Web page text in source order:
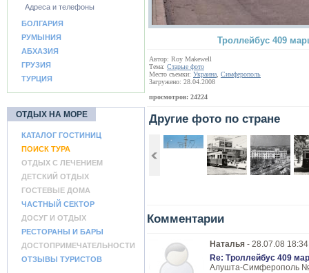
Адреса и телефоны
БОЛГАРИЯ
РУМЫНИЯ
АБХАЗИЯ
ГРУЗИЯ
ТУРЦИЯ
ОТДЫХ НА МОРЕ
КАТАЛОГ ГОСТИНИЦ
ПОИСК ТУРА
ОТДЫХ С ЛЕЧЕНИЕМ
ДЕТСКИЙ ОТДЫХ
ГОСТЕВЫЕ ДОМА
ЧАСТНЫЙ СЕКТОР
ДОСУГ И ОТДЫХ
РЕСТОРАНЫ И БАРЫ
ДОСТОПРИМЕЧАТЕЛЬНОСТИ
ОТЗЫВЫ ТУРИСТОВ
Троллейбус 409
Автор: Roy Makewell
Тема: Старые фото
Место съемки: Украина Симферополь
Загружено: 28.04.2008
просмотров: 24224
Другие фото по стране
Комментарии
Наталья - 28.07.08 18:34
Re: Троллейбус 409
Алушта-Симферополь №